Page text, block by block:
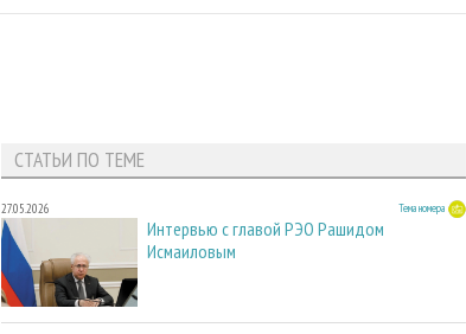
СТАТЬИ ПО ТЕМЕ
27.05.2026 Тема номера
Интервью с главой РЭО Рашидом
Исмаиловым